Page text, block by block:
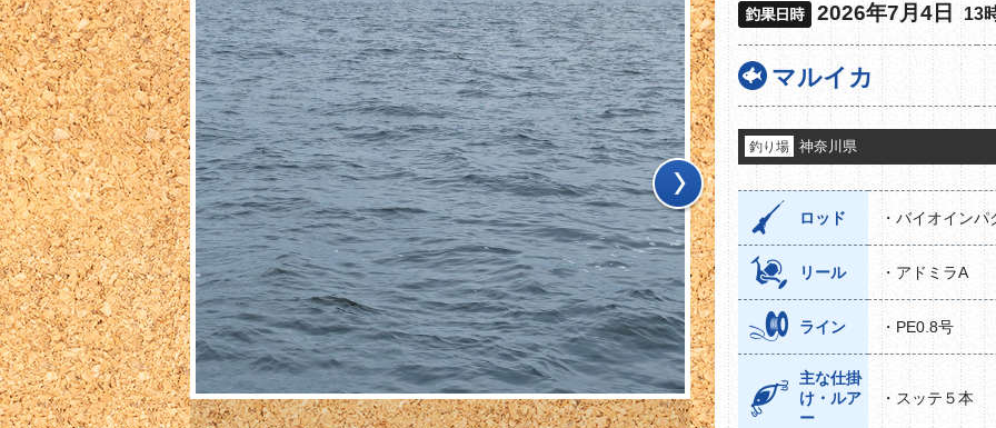
Next
2026年7月4日 13
マルイカ
釣り場 神奈川県
ロッド ・バイオインパ
リール ・アドミラA
ライン ・PE0.8号
主な仕掛
け・ルア
ー
・スッテ５本